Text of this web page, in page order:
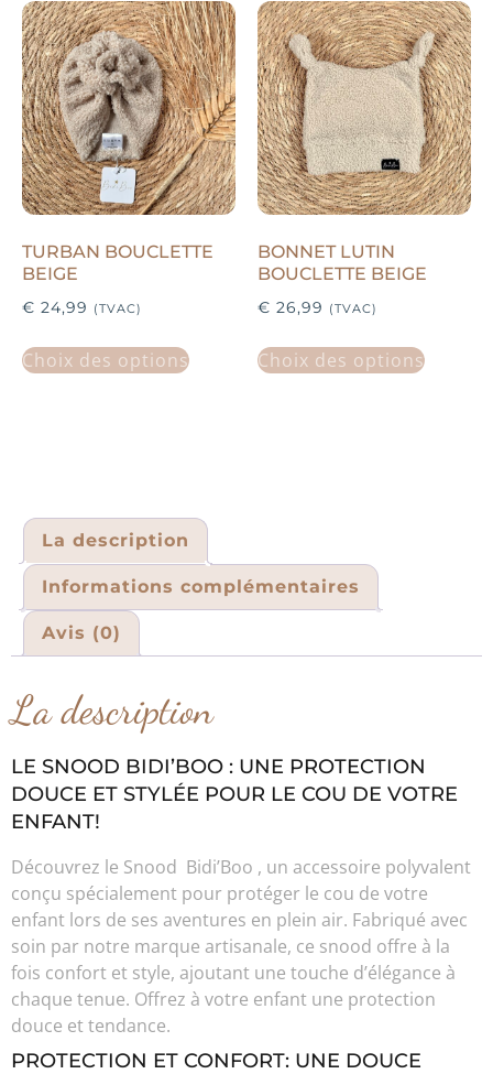
TURBAN BOUCLETTE
BEIGE
€ 24,99 (TVAC)
Choix des options
BONNET LUTIN
BOUCLETTE BEIGE
€ 26,99 (TVAC)
Choix des options
La description
Informations complémentaires
Avis (0)
La description
LE SNOOD BIDI’BOO : UNE PROTECTION
DOUCE ET STYLÉE POUR LE COU DE VOTRE
ENFANT!
Découvrez le Snood Bidi’Boo , un accessoire polyvalent
conçu spécialement pour protéger le cou de votre
enfant lors de ses aventures en plein air. Fabriqué avec
soin par notre marque artisanale, ce snood offre à la
fois confort et style, ajoutant une touche d’élégance à
chaque tenue. Offrez à votre enfant une protection
douce et tendance.
PROTECTION ET CONFORT: UNE DOUCE